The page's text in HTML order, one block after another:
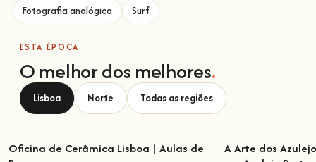
Fotografia analógica
Surf
ESTA ÉPOCA
O melhor dos melhores.
Lisboa Norte Todas as regiões
Oficina de Cerâmica Lisboa | Aulas de
A Arte dos